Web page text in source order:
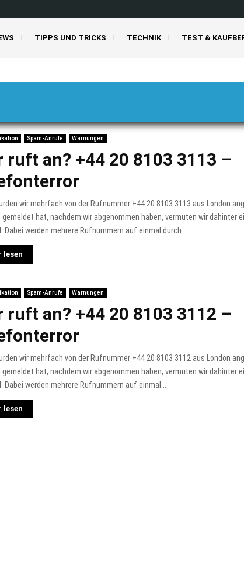
TIPPS UND TRICKS TECHNIK TEST &
Spam-Anrufe Warnungen
ruft an? +44 20 8103 3113 –
wir mehrfach von der Rufnummer +44 20 8103 3113 aus London
gemeldet hat, nachdem wir abgenommen haben, vermuten wir dahinter
Dabei werden mehrere Rufnummern auf einmal durch...
lesen
Spam-Anrufe Warnungen
ruft an? +44 20 8103 3112 –
wir mehrfach von der Rufnummer +44 20 8103 3112 aus London
gemeldet hat, nachdem wir abgenommen haben, vermuten wir dahinter
Dabei werden mehrere Rufnummern auf einmal...
lesen